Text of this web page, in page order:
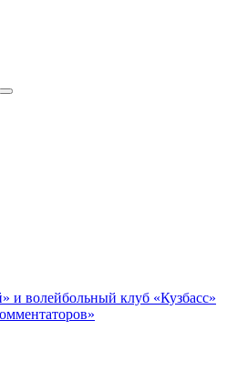
и волейбольный клуб «Кузбасс»